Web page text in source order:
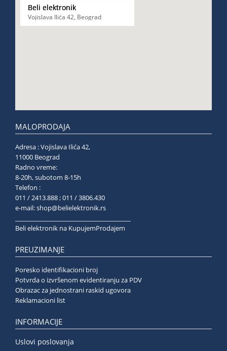
Beli elektronik
Vojislava Ilića 42, Beograd
MALOPRODAJA
Adresa : Vojislava Ilića 42,
11000 Beograd
Radno vreme:
8-20h, subotom 8-15h
Telefon :
011 / 2413.888 ; 011 / 3806.430
e-mail:shop@belielektronik.rs
Beli elektronik na KupujemProdajem
PREUZIMANJE
Poresko identifikacioni broj
Potvrda o izvršenom evidentiranju za PDV
Obrazac za jednostrani raskid ugovora
Reklamacioni list
INFORMACIJE
Uslovi poslovanja